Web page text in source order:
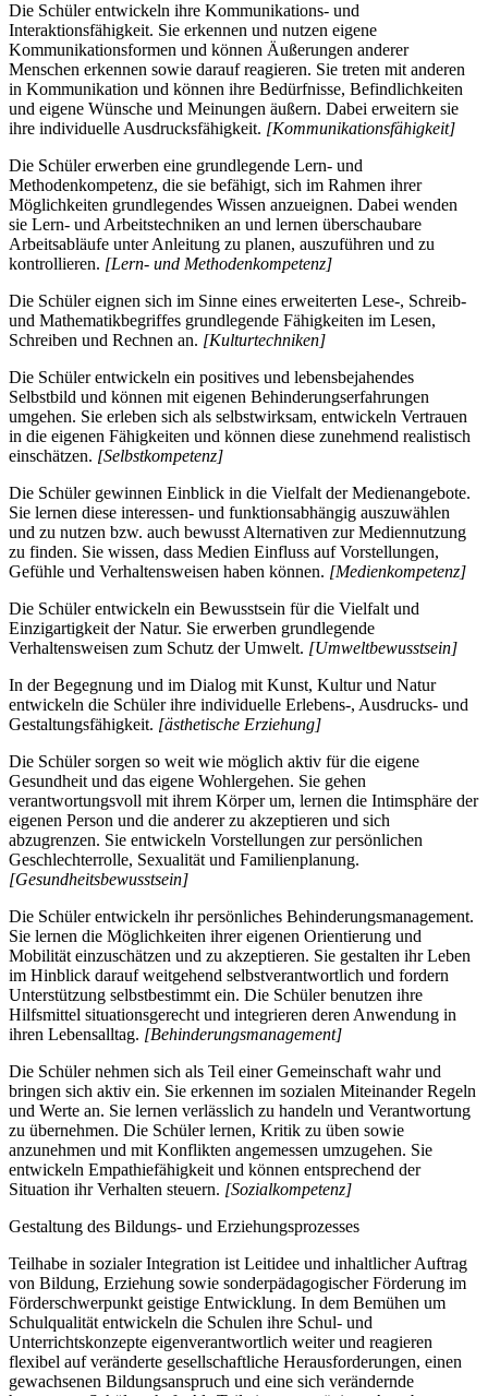
Die Schüler entwickeln ihre Kommunikations- und
Interaktionsfähigkeit. Sie erkennen und nutzen eigene
Kommunikationsformen und können Äußerungen anderer
Menschen erkennen sowie darauf reagieren. Sie treten mit anderen
in Kommunikation und können ihre Bedürfnisse, Befindlichkeiten
und eigene Wünsche und Meinungen äußern. Dabei erweitern sie
ihre individuelle Ausdrucksfähigkeit. [Kommunikationsfähigkeit]
Die Schüler erwerben eine grundlegende Lern- und
Methodenkompetenz, die sie befähigt, sich im Rahmen ihrer
Möglichkeiten grundlegendes Wissen anzueignen. Dabei wenden
sie Lern- und Arbeitstechniken an und lernen überschaubare
Arbeitsabläufe unter Anleitung zu planen, auszuführen und zu
kontrollieren. [Lern- und Methodenkompetenz]
Die Schüler eignen sich im Sinne eines erweiterten Lese-, Schreib-
und Mathematikbegriffes grundlegende Fähigkeiten im Lesen,
Schreiben und Rechnen an. [Kulturtechniken]
Die Schüler entwickeln ein positives und lebensbejahendes
Selbstbild und können mit eigenen Behinderungserfahrungen
umgehen. Sie erleben sich als selbstwirksam, entwickeln Vertrauen
in die eigenen Fähigkeiten und können diese zunehmend realistisch
einschätzen. [Selbstkompetenz]
Die Schüler gewinnen Einblick in die Vielfalt der Medienangebote.
Sie lernen diese interessen- und funktionsabhängig auszuwählen
und zu nutzen bzw. auch bewusst Alternativen zur Mediennutzung
zu finden. Sie wissen, dass Medien Einfluss auf Vorstellungen,
Gefühle und Verhaltensweisen haben können. [Medienkompetenz]
Die Schüler entwickeln ein Bewusstsein für die Vielfalt und
Einzigartigkeit der Natur. Sie erwerben grundlegende
Verhaltensweisen zum Schutz der Umwelt. [Umweltbewusstsein]
In der Begegnung und im Dialog mit Kunst, Kultur und Natur
entwickeln die Schüler ihre individuelle Erlebens-, Ausdrucks- und
Gestaltungsfähigkeit. [ästhetische Erziehung]
Die Schüler sorgen so weit wie möglich aktiv für die eigene
Gesundheit und das eigene Wohlergehen. Sie gehen
verantwortungsvoll mit ihrem Körper um, lernen die Intimsphäre der
eigenen Person und die anderer zu akzeptieren und sich
abzugrenzen. Sie entwickeln Vorstellungen zur persönlichen
Geschlechterrolle, Sexualität und Familienplanung.
[Gesundheitsbewusstsein]
Die Schüler entwickeln ihr persönliches Behinderungsmanagement.
Sie lernen die Möglichkeiten ihrer eigenen Orientierung und
Mobilität einzuschätzen und zu akzeptieren. Sie gestalten ihr Leben
im Hinblick darauf weitgehend selbstverantwortlich und fordern
Unterstützung selbstbestimmt ein. Die Schüler benutzen ihre
Hilfsmittel situationsgerecht und integrieren deren Anwendung in
ihren Lebensalltag. [Behinderungsmanagement]
Die Schüler nehmen sich als Teil einer Gemeinschaft wahr und
bringen sich aktiv ein. Sie erkennen im sozialen Miteinander Regeln
und Werte an. Sie lernen verlässlich zu handeln und Verantwortung
zu übernehmen. Die Schüler lernen, Kritik zu üben sowie
anzunehmen und mit Konflikten angemessen umzugehen. Sie
entwickeln Empathiefähigkeit und können entsprechend der
Situation ihr Verhalten steuern. [Sozialkompetenz]
Gestaltung des Bildungs- und Erziehungsprozesses
Teilhabe in sozialer Integration ist Leitidee und inhaltlicher Auftrag
von Bildung, Erziehung sowie sonderpädagogischer Förderung im
Förderschwerpunkt geistige Entwicklung. In dem Bemühen um
Schulqualität entwickeln die Schulen ihre Schul- und
Unterrichtskonzepte eigenverantwortlich weiter und reagieren
flexibel auf veränderte gesellschaftliche Herausforderungen, einen
gewachsenen Bildungsanspruch und eine sich verändernde